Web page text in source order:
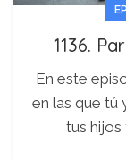
1136.
En este
en las que tú
tus hijos